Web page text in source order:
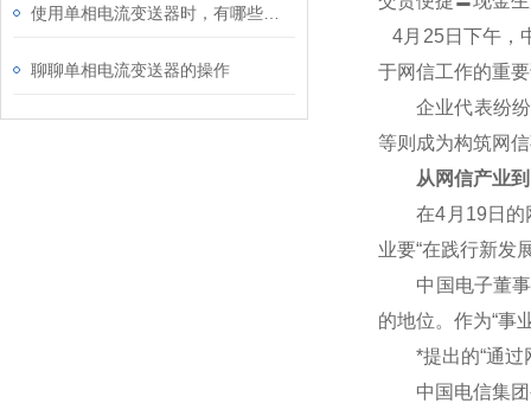
聊聊单相电流变送器的操作
4月25日下午，
于网信工作的重
企业代表纷纷表
等则成为构筑网
从网信产业到
在4月19日的网
业要“在践行新发
中国电子董事长
的地位。作为“事
*提出的“通过网
中国电信集团公